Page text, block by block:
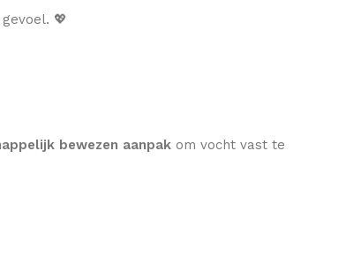
💖
bewezen aanpak om vocht vast te